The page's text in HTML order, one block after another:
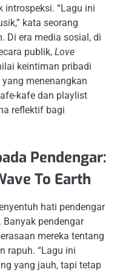
introspeksi. “Lagu ini
kata seorang
Di era media sosial, di
publik, Love
keintiman pribadi
menenangkan
kafe dan playlist
reflektif bagi
Pendengar:
To Earth
hati pendengar
pendengar
mereka tentang
rapuh. “Lagu ini
yang jauh, tapi tetap